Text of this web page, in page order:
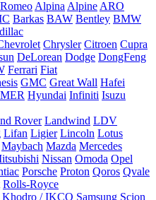
Alpina Alpine ARO
Barkas BAW Bentley BMW
Chrysler Citroen Cupra
DeLorean Dodge DongFeng
Ferrari Fiat
GMC Great Wall Hafei
Hyundai Infiniti Isuzu
Rover Landwind LDV
Lifan Ligier Lincoln Lotus
Maybach Mazda Mercedes
Nissan Omoda Opel
Porsche Proton Qoros Qvale
Rolls-Royce
Khodro / IKCO Samsung Scion